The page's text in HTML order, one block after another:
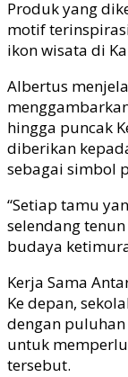
Produk yang
motif
ikon wisata di
Albertus
hingga puncak
diberikan
sebagai simbol
“Setiap tamu
selendang
budaya
Kerja Sama
Ke depan,
dengan
untuk
tersebut.